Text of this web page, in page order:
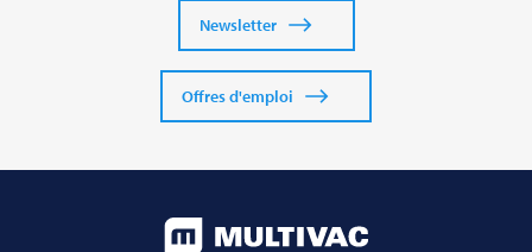
Newsletter
Offres d'emploi